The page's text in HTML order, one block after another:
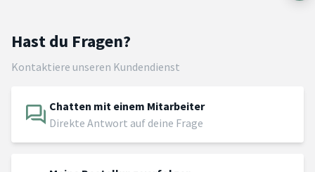
Hast du Fragen?
Kontaktiere unseren Kundendienst
Chatten mit einem Mitarbeiter
Direkte Antwort auf deine Frage